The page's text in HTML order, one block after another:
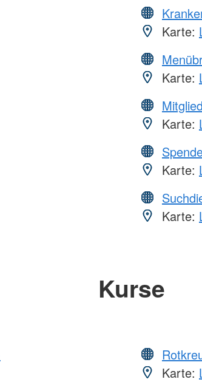
Karte:
Karte:
Karte:
Karte:
Karte:
Kurse
Karte: